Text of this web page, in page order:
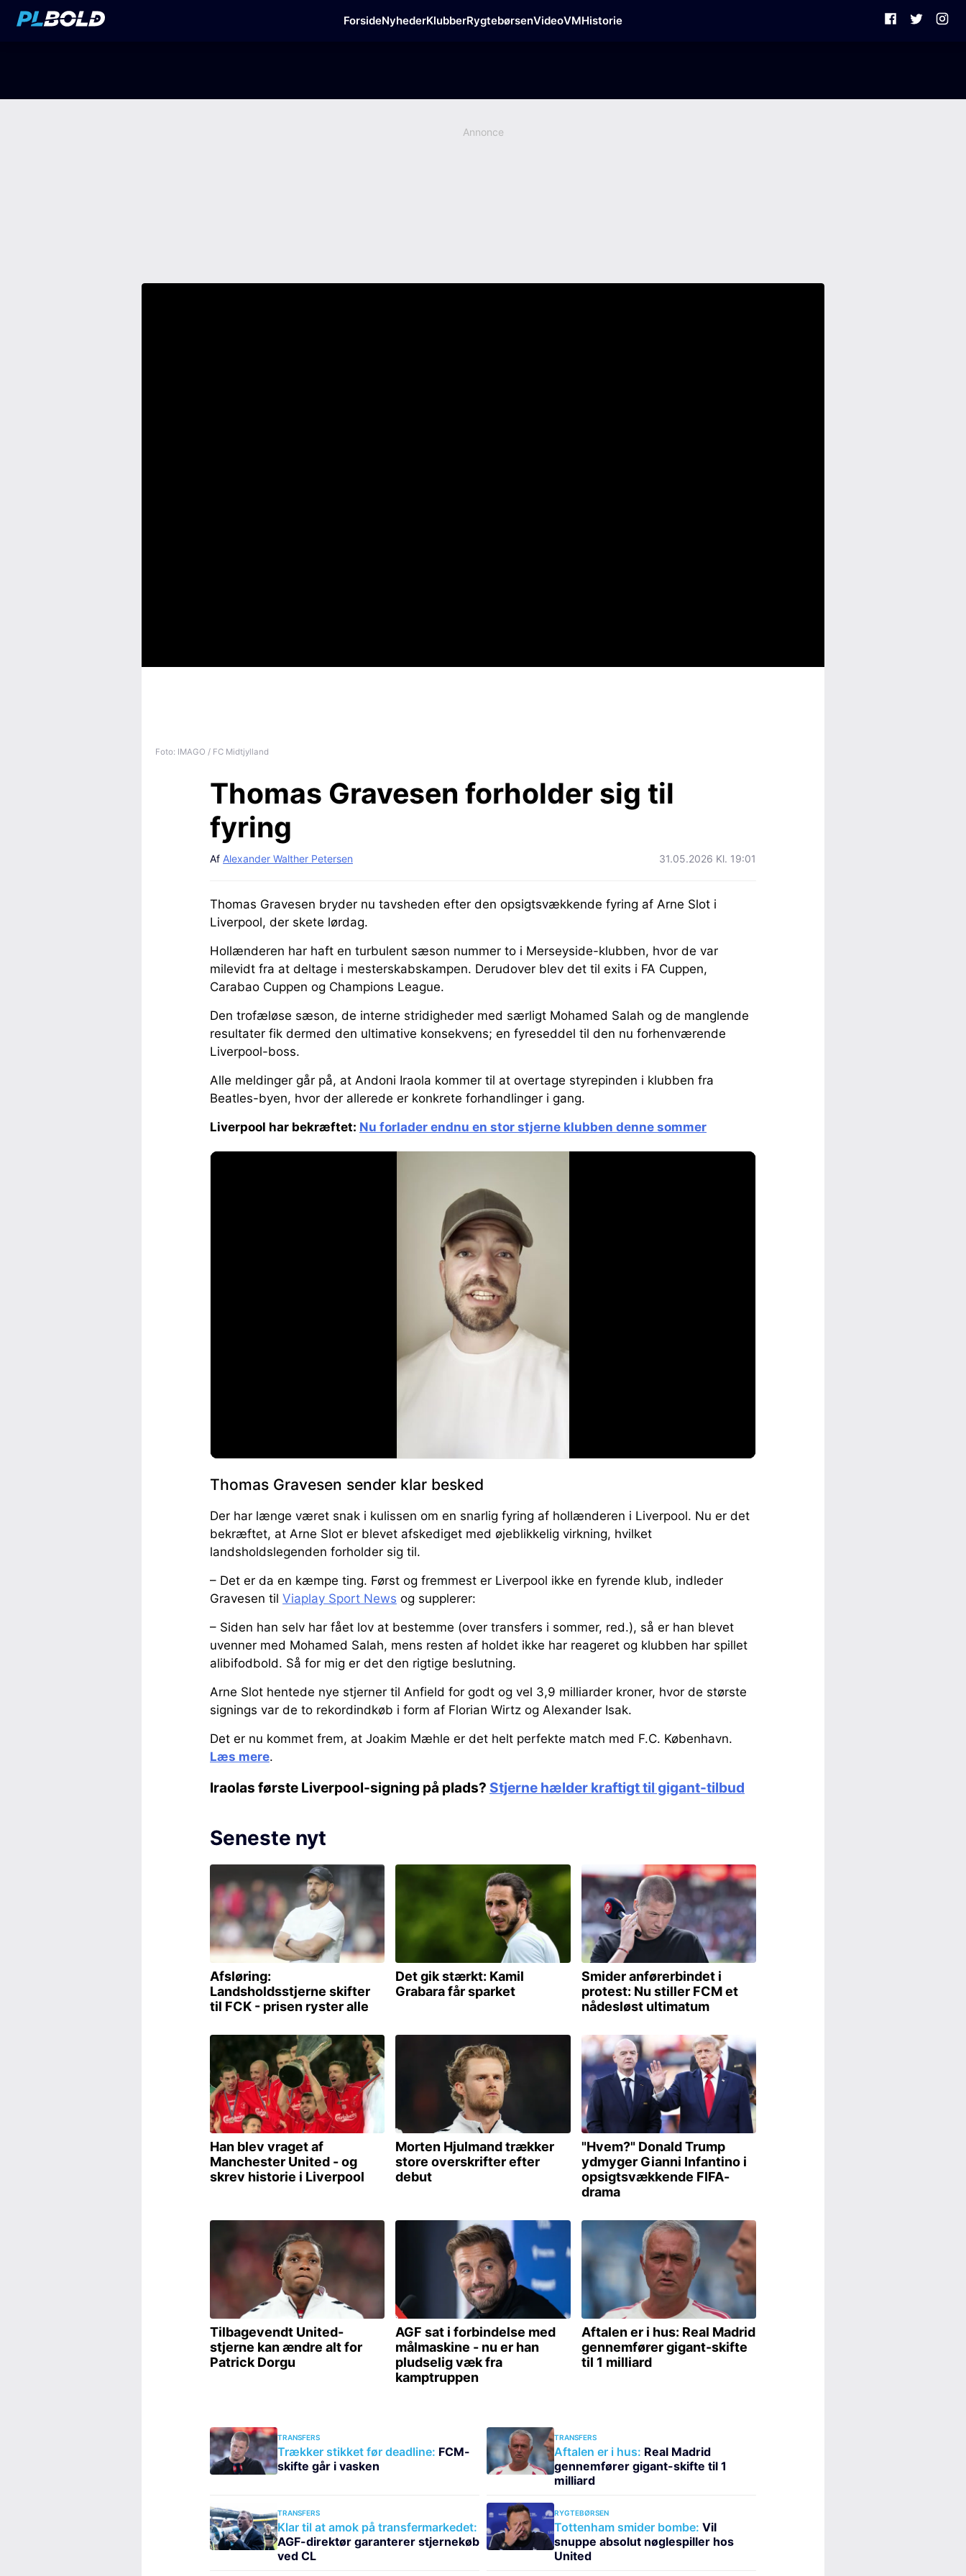
ForsideNyhederKlubberRygtebørsenVideoVMHistorie
Annonce
Foto: IMAGO / FC Midtjylland
Thomas Gravesen forholder sig til
fyring
Af Alexander Walther Petersen 31.05.2026 Kl. 19:01
Thomas Gravesen bryder nu tavsheden efter den opsigtsvækkende fyring af Arne Slot i
Liverpool, der skete lørdag.
Hollænderen har haft en turbulent sæson nummer to i Merseyside-klubben, hvor de var
milevidt fra at deltage i mesterskabskampen. Derudover blev det til exits i FA Cuppen,
Carabao Cuppen og Champions League.
Den trofæløse sæson, de interne stridigheder med særligt Mohamed Salah og de manglende
resultater fik dermed den ultimative konsekvens; en fyreseddel til den nu forhenværende
Liverpool-boss.
Alle meldinger går på, at Andoni Iraola kommer til at overtage styrepinden i klubben fra
Beatles-byen, hvor der allerede er konkrete forhandlinger i gang.
Liverpool har bekræftet: Nu forlader endnu en stor stjerne klubben denne sommer
Thomas Gravesen sender klar besked
Der har længe været snak i kulissen om en snarlig fyring af hollænderen i Liverpool. Nu er det
bekræftet, at Arne Slot er blevet afskediget med øjeblikkelig virkning, hvilket
landsholdslegenden forholder sig til.
– Det er da en kæmpe ting. Først og fremmest er Liverpool ikke en fyrende klub, indleder
Gravesen til Viaplay Sport News og supplerer:
– Siden han selv har fået lov at bestemme (over transfers i sommer, red.), så er han blevet
uvenner med Mohamed Salah, mens resten af holdet ikke har reageret og klubben har spillet
alibifodbold. Så for mig er det den rigtige beslutning.
Arne Slot hentede nye stjerner til Anfield for godt og vel 3,9 milliarder kroner, hvor de største
signings var de to rekordindkøb i form af Florian Wirtz og Alexander Isak.
Det er nu kommet frem, at Joakim Mæhle er det helt perfekte match med F.C. København.
Læs mere.
Iraolas første Liverpool-signing på plads? Stjerne hælder kraftigt til gigant-tilbud
Seneste nyt
TRANSFERS
Trækker stikket før deadline: FCM-
skifte går i vasken
TRANSFERS
Aftalen er i hus: Real Madrid
gennemfører gigant-skifte til 1
milliard
TRANSFERS
Klar til at amok på transfermarkedet:
AGF-direktør garanterer stjernekøb
ved CL
RYGTEBØRSEN
Tottenham smider bombe: Vil
snuppe absolut nøglespiller hos
United